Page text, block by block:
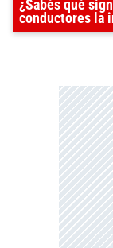
¿Sabés qué
conductores la